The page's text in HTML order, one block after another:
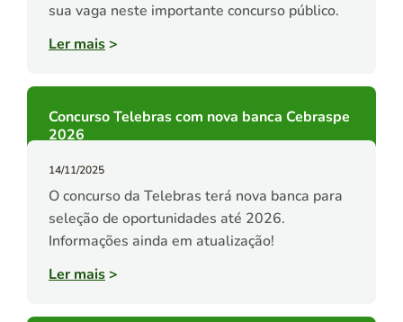
sua vaga neste importante concurso público.
Ler mais>
Concurso Telebras com nova banca Cebraspe
2026
14/11/2025
O concurso da Telebras terá nova banca para
seleção de oportunidades até 2026.
Informações ainda em atualização!
Ler mais>